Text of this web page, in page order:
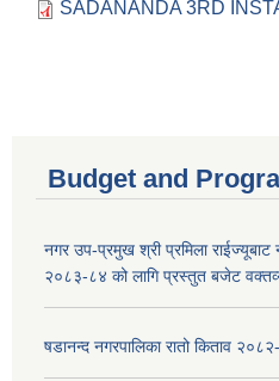
SADANANDA 3RD
Budget and
नगर उप-प्रमुख श्री प्रमिला
२०८३-८४ को लागि प्रस्तुत बजेट
षडानन्द नगरपालिका रातो किताव